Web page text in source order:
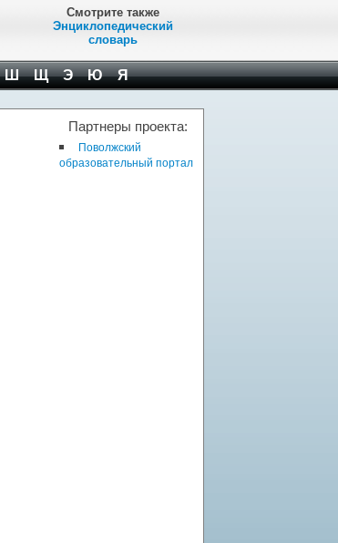
Смотрите также
Энциклопедический
словарь
Ш Щ Э Ю Я
Партнеры проекта:
Поволжский
образовательный портал